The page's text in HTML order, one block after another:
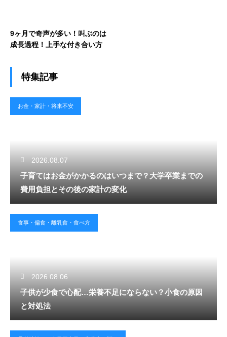
9ヶ月で奇声が多い！叫ぶのは
成長過程！上手な付き合い方
特集記事
お金・家計・将来不安
2026.08.07
子育てはお金がかかるのはいつまで？大学卒業までの
費用負担とその後の家計の変化
食事・偏食・離乳食・食べ方
2026.08.06
子供が少食で心配…栄養不足にならない？小食の原因
と対処法